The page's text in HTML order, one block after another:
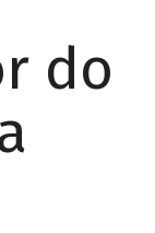
do